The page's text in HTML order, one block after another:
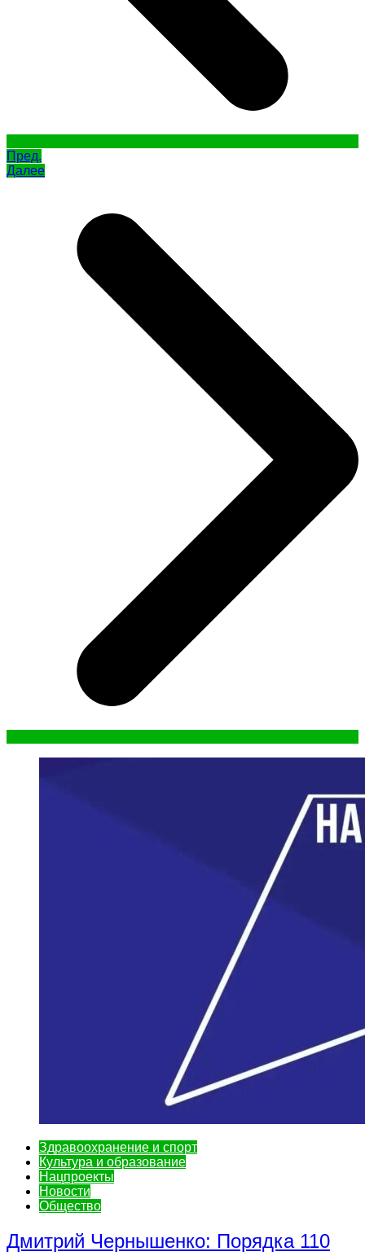
Пред.
Далее
Здравоохранение и спорт
Культура и образование
Нацпроекты
Новости
Общество
Дмитрий Чернышенко: Порядка 110